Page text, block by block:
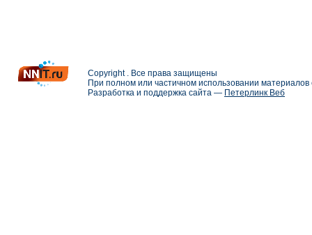
Copyright . Все права защищены
При полном или частичном использовании
Разработка и поддержка сайта — Петерлинк Веб